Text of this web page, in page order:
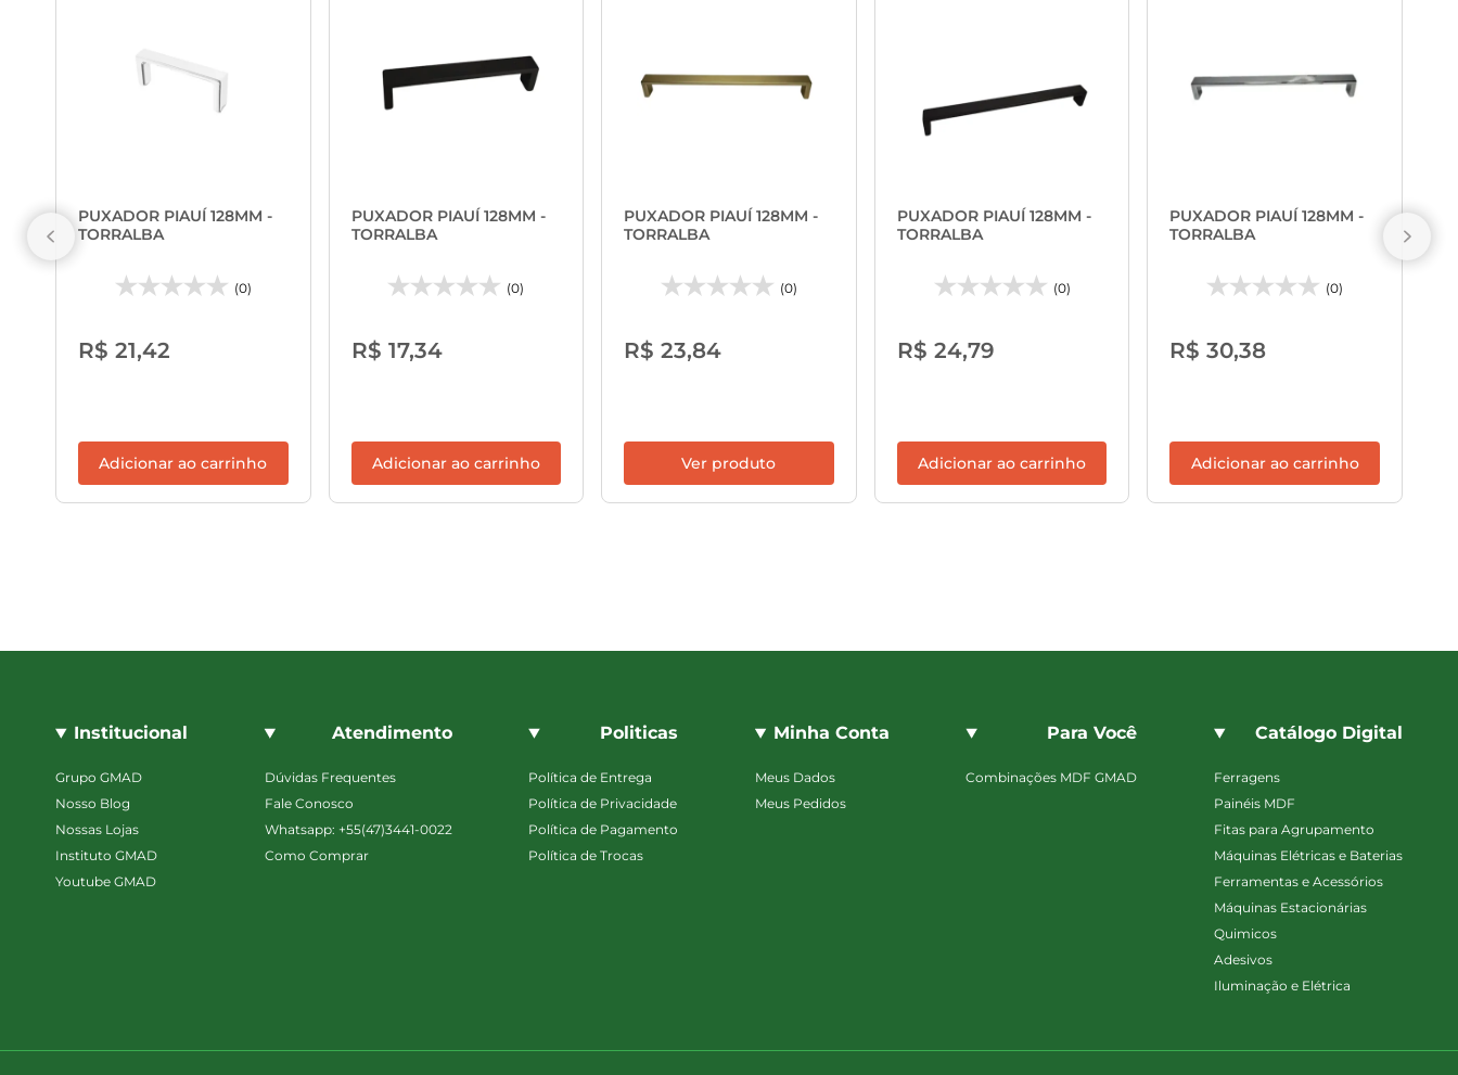
PUXADOR PIAUÍ 128MM -
TORRALBA
(0)
R$ 21,42
Adicionar ao carrinho
PUXADOR PIAUÍ 128MM -
TORRALBA
(0)
R$ 17,34
Adicionar ao carrinho
PUXADOR PIAUÍ 128MM -
TORRALBA
(0)
R$ 23,84
Ver produto
PUXADOR PIAUÍ 128MM -
TORRALBA
(0)
R$ 24,79
Adicionar ao carrinho
PUXADOR PIAUÍ 128MM -
TORRALBA
(0)
R$ 30,38
Adicionar ao carrinho
Institucional
Grupo GMAD
Nosso Blog
Nossas Lojas
Instituto GMAD
Youtube GMAD
Atendimento
Dúvidas Frequentes
Fale Conosco
Whatsapp: +55(47)3441-0022
Como Comprar
Politicas
Política de Entrega
Política de Privacidade
Política de Pagamento
Política de Trocas
Minha Conta
Meus Dados
Meus Pedidos
Para Você
Combinações MDF GMAD
Catálogo Digital
Ferragens
Painéis MDF
Fitas para Agrupamento
Máquinas Elétricas e Baterias
Ferramentas e Acessórios
Máquinas Estacionárias
Quimicos
Adesivos
Iluminação e Elétrica